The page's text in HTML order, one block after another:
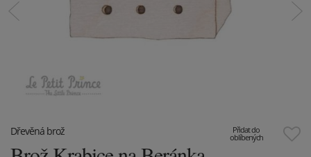
Přidat do
oblíbených
Dřevěná brož